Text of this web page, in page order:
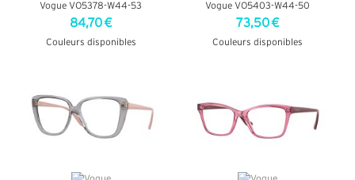
Vogue VO5378-W44-53
84,70 €
Couleurs disponibles
Vogue VO5403-W44-50
73,50 €
Couleurs disponibles